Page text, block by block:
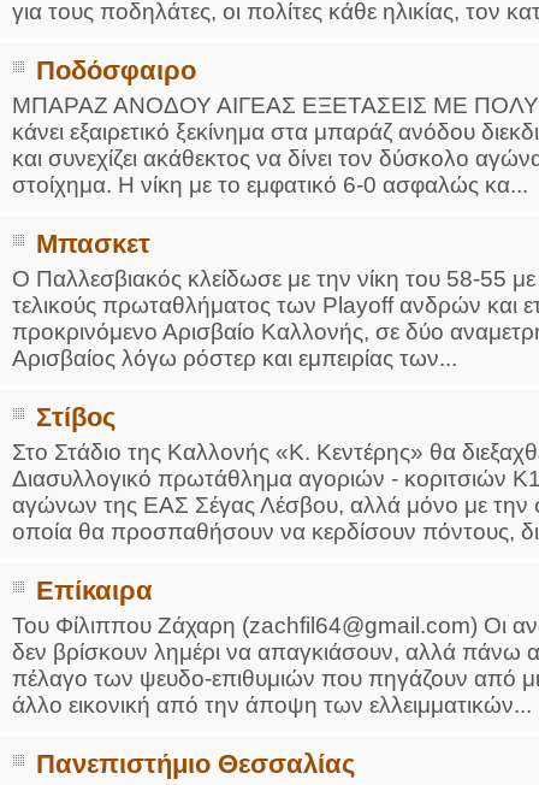
για τους ποδηλάτες, οι πολίτες κάθε ηλικίας, τον
Ποδόσφαιρο
ΜΠΑΡΑΖ ΑΝΟΔΟΥ ΑΙΓΕΑΣ ΕΞΕΤΑΣΕΙΣ ΜΕ ΠΟΛΥ
κάνει εξαιρετικό ξεκίνημα στα μπαράζ ανόδου
και συνεχίζει ακάθεκτος να δίνει τον δύσκολο
στοίχημα. Η νίκη με το εμφατικό 6-0 ασφαλώς κα...
Μπασκετ
Ο Παλλεσβιακός κλείδωσε με την νίκη του 58-55
τελικούς πρωταθλήματος των Playοff ανδρών και
προκρινόμενο Αρισβαίο Καλλονής, σε δύο
Αρισβαίος λόγω ρόστερ και εμπειρίας των...
Στίβος
Στο Στάδιο της Καλλονής «Κ. Κεντέρης» θα
Διασυλλογικό πρωτάθλημα αγοριών - κοριτσιών
αγώνων της ΕΑΣ Σέγας Λέσβου, αλλά μόνο με την
οποία θα προσπαθήσουν να κερδίσουν πόντους,
Επίκαιρα
Του Φίλιππου Ζάχαρη (zachfil64@gmail.com) Oι
δεν βρίσκουν λημέρι να απαγκιάσουν, αλλά πάνω
πέλαγο των ψευδο-επιθυμιών που πηγάζουν από
άλλο εικονική από την άποψη των ελλειμματικών...
Πανεπιστήμιο Θεσσαλίας